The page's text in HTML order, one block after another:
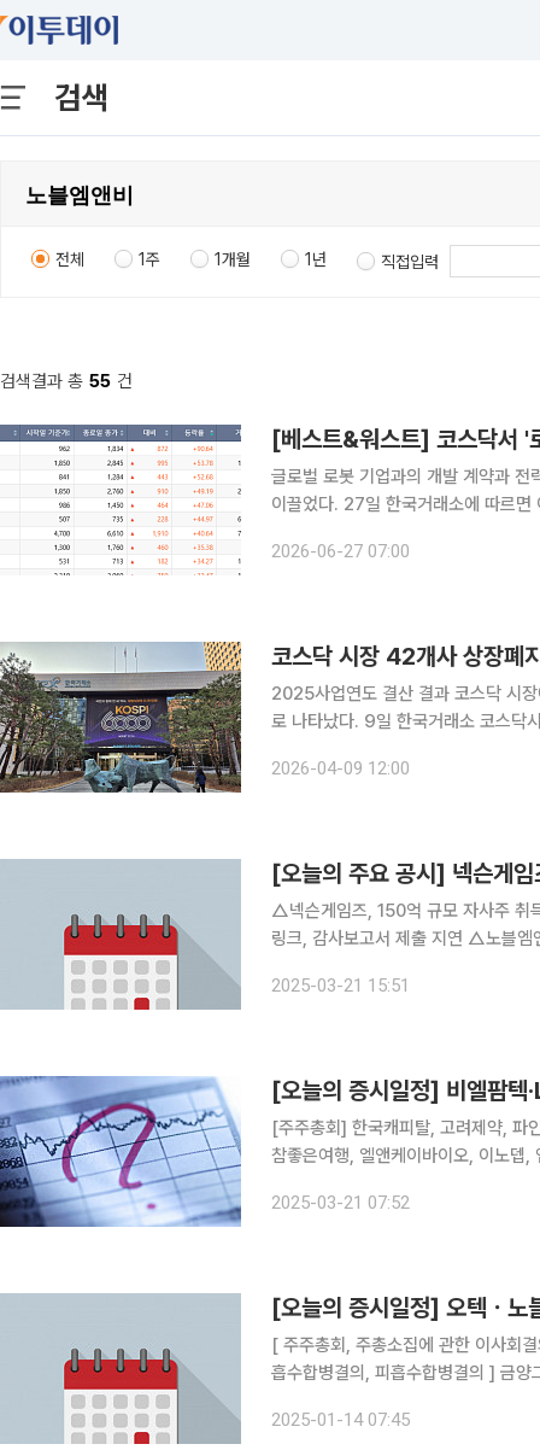
검색
전체 1주 1개월 1년 직접입력
검색결과 총 55 건
글로벌 로봇 기업과의 개발 계약과
이끌었다. 27일 한국거래소에 따르면 이번 주(22~26일) 코스닥 지수는 전주(19일) 대비 115.22
1834원으로 장을 마치며 주간 상승률
2026-06-27 07:00
코스닥 시장 42개사 상장폐
2025사업연도 결산 결과 코스닥 시
로 나타났다. 9일 한국거래소 코스닥시장본부에 따르면 2025사업연도 12월 결산법인의 사업보고
2026-04-09 12:00
[오늘의 주요 공시] 넥슨게임
△넥슨게임즈, 150억 규모 자사주
링크, 감사보고서 제출 지연 △노블
시험 계획 승인 결정
2025-03-21 15:51
[오늘의 증시일정] 비엘팜텍
[주주총회] 한국캐피탈, 고려제약, 파
참좋은여행, 엘앤케이바이오, 이노뎁
에프엠코리아, 나이스디앤비, 엑시온
2025-03-21 07:52
[오늘의 증시일정] 오텍ㆍ노
[ 주주총회, 주총소집에 관한 이사회결의 ] 오텍 [ 불성실공시 법인지정 ] 노
흡수합병결의, 피흡수합병결의 ] 금양
2025-01-14 07:45